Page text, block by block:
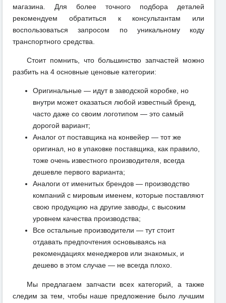
магазина. Для более точного подбора деталей
рекомендуем обратиться к консультантам или
воспользоваться запросом по уникальному коду
транспортного средства.
Стоит помнить, что большинство запчастей можно
разбить на 4 основные ценовые категории:
Оригинальные — идут в заводской коробке, но
внутри может оказаться любой известный бренд,
часто даже со своим логотипом — это самый
дорогой вариант;
Аналог от поставщика на конвейер — тот же
оригинал, но в упаковке поставщика, как правило,
тоже очень известного производителя, всегда
дешевле первого варианта;
Аналоги от именитых брендов — производство
компаний с мировым именем, которые поставляют
свою продукцию на другие заводы, с высоким
уровнем качества производства;
Все остальные производители — тут стоит
отдавать предпочтения основываясь на
рекомендациях менеджеров или знакомых, и
дешево в этом случае — не всегда плохо.
Мы предлагаем запчасти всех категорий, а также
следим за тем, чтобы наше предложение было лучшим